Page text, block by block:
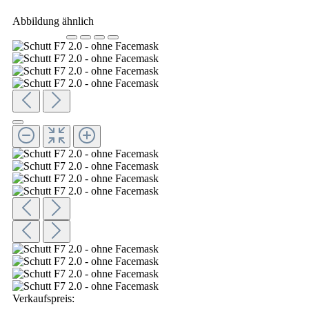
Abbildung ähnlich
Verkaufspreis: